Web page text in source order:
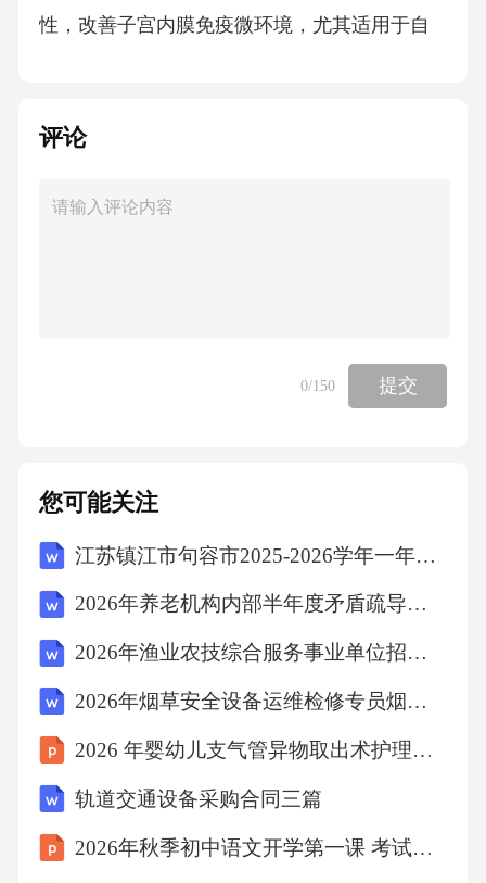
性，改善子宫内膜免疫微环境，尤其适用于自
释放，降低子宫内膜炎症反应，对合并抗磷脂
羟氯喹调节免疫大剂量IVIG可中和异常抗体、
阿司匹林抗凝治疗低剂量阿司匹林通过抑制血
小板聚集和改善子宫动脉血流，适用于高凝状
氧化氮前体，可扩张血管、增强子宫内膜血流
灌注，常与维生素E联用，适用于薄型子宫内膜
或反复移植失败案例。生长激素协同作用通过I
辅助改善容受性，多用于高龄或卵巢低反应患
者的辅助生殖周期。04外科干预措施宫腔镜下
息肉切除术通过宫腔镜精准定位并切除子宫内
膜息肉，减少对周围组织的损伤，同时可同步
快且妊娠率显著提高。宫腔镜手术技术宫腔镜
评论
0/150 提交
您可能关注
江苏镇江市句容市2025-2026学年一年级上学期语文学情自测（文字版含答案）
2026年养老机构内部半年度矛盾疏导台账专职社工招聘考试笔试试题（含答案）
2026年渔业农技综合服务事业单位招聘考试笔试试题（含答案）
2026年烟草安全设备运维检修专员烟草公司招聘考试笔试试题（含答案）
2026 年婴幼儿支气管异物取出术护理个案
轨道交通设备采购合同三篇
2026年秋季初中语文开学第一课 考试策略与技巧课件